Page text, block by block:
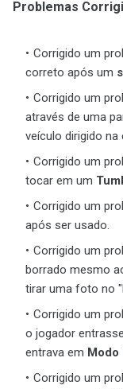
Problemas
Corrigido um
correto após um
Corrigido um
através de uma
veículo dirigido na
Corrigido um
tocar em um
Corrigido um
após ser usado.
Corrigido um
borrado mesmo
tirar uma foto no
Corrigido um
o jogador
entrava em Modo
Corrigido um